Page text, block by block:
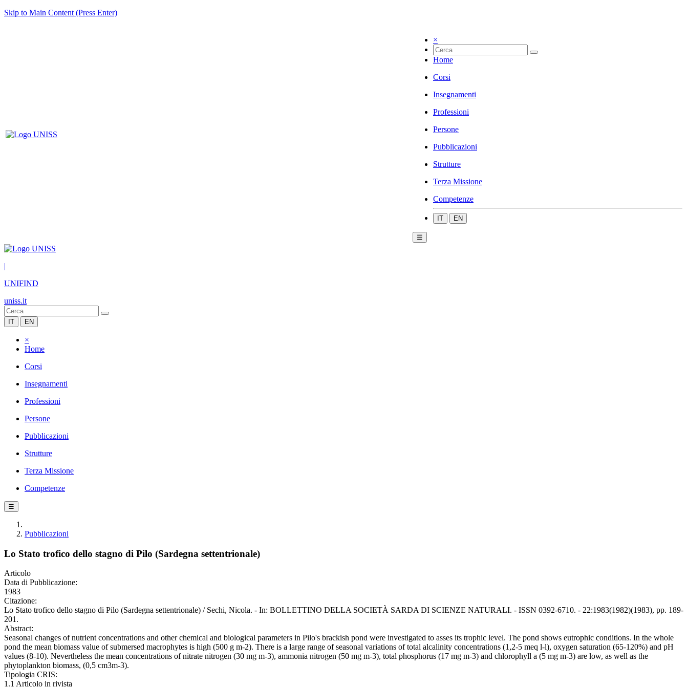
Skip to Main Content (Press Enter)
×
Home
Corsi
Insegnamenti
Professioni
Persone
Pubblicazioni
Strutture
Terza Missione
Competenze
IT EN
☰
|
UNIFIND
uniss.it
IT EN
×
Home
Corsi
Insegnamenti
Professioni
Persone
Pubblicazioni
Strutture
Terza Missione
Competenze
☰
Pubblicazioni
Lo Stato trofico dello stagno di Pilo (Sardegna settentrionale)
Articolo
Data di Pubblicazione:
1983
Citazione:
Lo Stato trofico dello stagno di Pilo (Sardegna settentrionale) / Sechi, Nicola. - In: BOLLETTINO DELLA SOCIETÀ SARDA DI SCIENZE NATURALI. - ISSN 0392-6710. - 22:1983(1982)(1983), pp. 189-
201.
Abstract:
Seasonal changes of nutrient concentrations and other chemical and biological parameters in Pilo's brackish pond were investigated to asses its trophic level. The pond shows eutrophic conditions. In the whole
pond the mean biomass value of submersed macrophytes is high (500 g m-2). There is a large range of seasonal variations of total alcalinity concentrations (1,2-5 meq l-l), oxygen saturation (65-120%) and pH
values (8-10). Nevertheless the mean concentrations of nitrate nitrogen (30 mg m-3), ammonia nitrogen (50 mg m-3), total phosphorus (17 mg m-3) and chlorophyll a (5 mg m-3) are low, as well as the
phytoplankton biomass, (0,5 cm3m-3).
Tipologia CRIS:
1.1 Articolo in rivista